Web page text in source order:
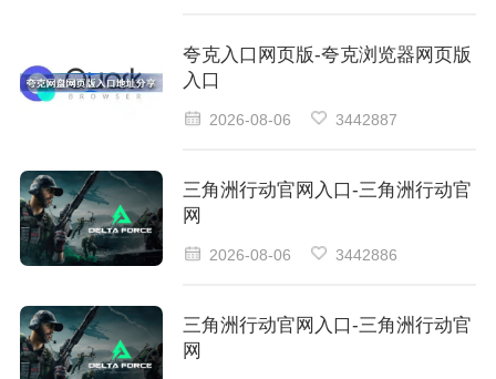
夸克入口网页版-夸克浏览器网页版
入口
2026-08-06 3442887
三角洲行动官网入口-三角洲行动官
网
2026-08-06 3442886
三角洲行动官网入口-三角洲行动官
网